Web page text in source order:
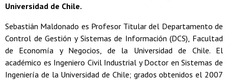
Universidad de Chile.
Sebastián Maldonado es Profesor Titular del Departamento de
Control de Gestión y Sistemas de Información (DCS), Facultad
de Economía y Negocios, de la Universidad de Chile. El
académico es Ingeniero Civil Industrial y Doctor en Sistemas de
Ingeniería de la Universidad de Chile; grados obtenidos el 2007